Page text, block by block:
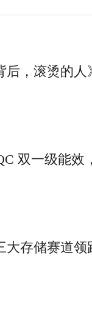
，滚烫的
双一级能
存储赛道领